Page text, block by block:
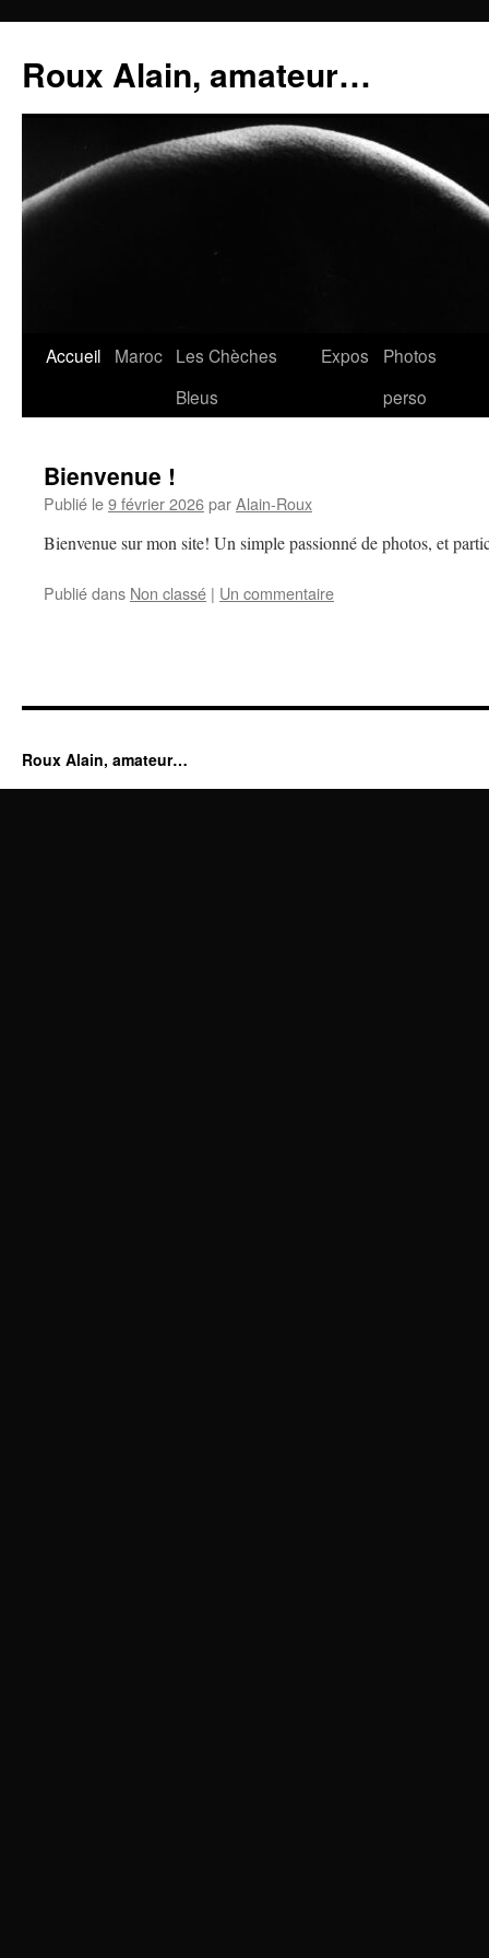
contenu
Roux Alain, amateur…
Accueil Maroc Les Chèches
Bleus
Expos
Photos
perso
Bienvenue !
Publié le9 février 2026parAlain-Roux
Bienvenue sur mon site! Un simple passionné de photos, et
Publié dans Non classé | Un commentaire
Roux Alain, amateur…